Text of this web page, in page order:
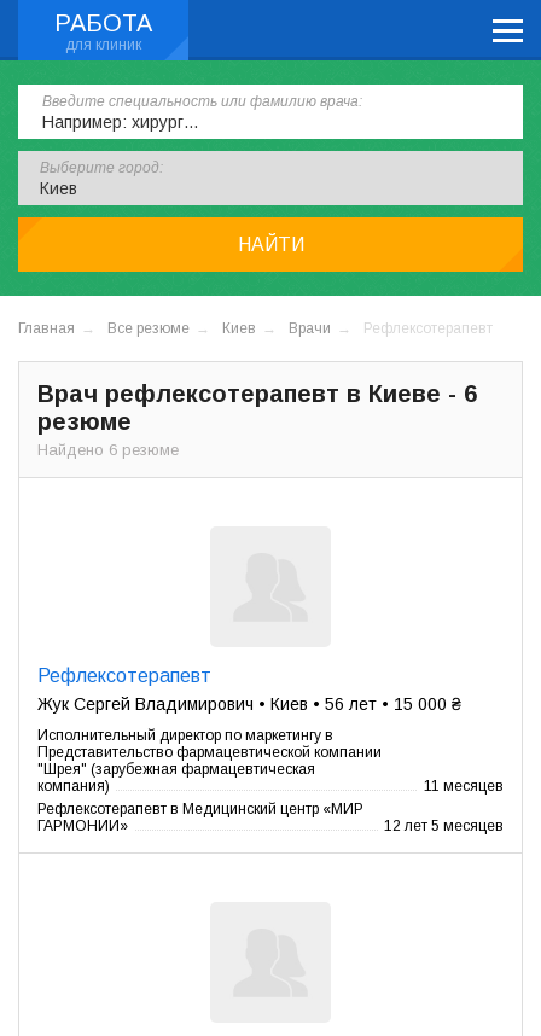
РАБОТА
Введите специальность или фамилию врача:
Выберите город:
НАЙТИ
Главная Все резюме Киев Врачи Рефлексотерапевт
Врач рефлексотерапевт в Киеве - 6
резюме
Найдено 6 резюме
Рефлексотерапевт
Жук Сергей Владимирович • Киев • 56 лет • 15 000 ₴
Исполнительный директор по маркетингу в
Представительство фармацевтической компании
"Шрея" (зарубежная фармацевтическая
компания)
11 месяцев
Рефлексотерапевт в Медицинский центр «МИР
ГАРМОНИИ»
12 лет 5 месяцев